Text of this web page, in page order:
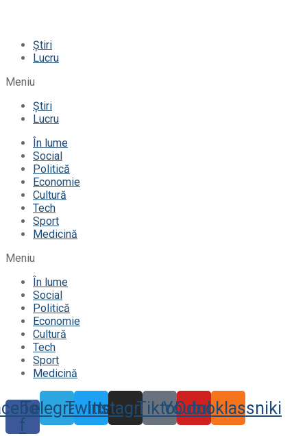
Știri
Lucru
Meniu
Știri
Lucru
În lume
Social
Politică
Economie
Cultură
Tech
Sport
Medicină
Meniu
În lume
Social
Politică
Economie
Cultură
Tech
Sport
Medicină
f
TelegramTwitter
Instagram
TiktokYoutube
Odnoklassniki